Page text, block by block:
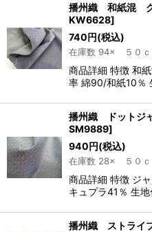
播州織 和紙混
KW6628]
740円(税込)
在庫数 94× ５０ｃ
商品詳細 特徴 和
率 綿90/和紙10％
播州織 ドットジ
SM9889]
940円(税込)
在庫数 28× ５０ｃ
商品詳細 特徴 ジ
キュプラ41％ 生
播州織 ストライ